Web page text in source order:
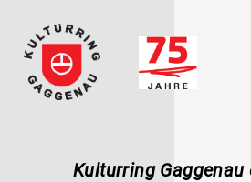
Kulturring Gaggenau